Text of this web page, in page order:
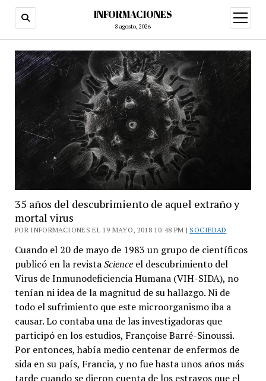
INFORMACIONES
8 agosto, 2026
abrir
menú
35 años del descubrimiento de aquel extraño y
mortal virus
POR INFORMACIONES EL 19 MAYO, 2018 10:48 PM | SOCIEDAD
Cuando el 20 de mayo de 1983 un grupo de científicos
publicó en la revistaScienceel descubrimiento del
Virus de Inmunodeficiencia Humana (VIH-SIDA), no
tenían ni idea de la magnitud de su hallazgo. Ni de
todo el sufrimiento que este microorganismo iba a
causar. Lo contaba una de las investigadoras que
participó en los estudios, Françoise Barré-Sinoussi.
Por entonces, había medio centenar de enfermos de
sida en su país, Francia, y no fue hasta unos años más
tarde cuando se dieron cuenta de los estragos que el